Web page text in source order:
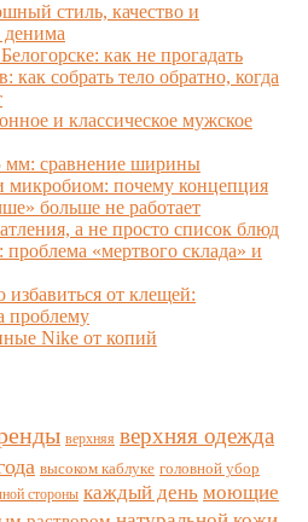
стиль, качество и
денима
как не прогадать
как собрать тело обратно, когда
и классическое мужское
сравнение ширины
почему концепция
больше не работает
а не просто список блюд
«мертвого склада» и
от клещей:
проблему
Nike от копий
верхняя верхняя одежда
высоком каблуке головной убор
стороны каждый день моющие